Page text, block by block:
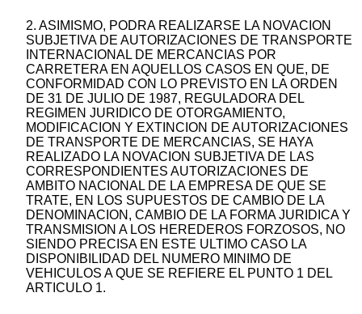
2. ASIMISMO, PODRA REALIZARSE LA NOVACION
SUBJETIVA DE AUTORIZACIONES DE TRANSPORTE
INTERNACIONAL DE MERCANCIAS POR
CARRETERA EN AQUELLOS CASOS EN QUE, DE
CONFORMIDAD CON LO PREVISTO EN LA ORDEN
DE 31 DE JULIO DE 1987, REGULADORA DEL
REGIMEN JURIDICO DE OTORGAMIENTO,
MODIFICACION Y EXTINCION DE AUTORIZACIONES
DE TRANSPORTE DE MERCANCIAS, SE HAYA
REALIZADO LA NOVACION SUBJETIVA DE LAS
CORRESPONDIENTES AUTORIZACIONES DE
AMBITO NACIONAL DE LA EMPRESA DE QUE SE
TRATE, EN LOS SUPUESTOS DE CAMBIO DE LA
DENOMINACION, CAMBIO DE LA FORMA JURIDICA Y
TRANSMISION A LOS HEREDEROS FORZOSOS, NO
SIENDO PRECISA EN ESTE ULTIMO CASO LA
DISPONIBILIDAD DEL NUMERO MINIMO DE
VEHICULOS A QUE SE REFIERE EL PUNTO 1 DEL
ARTICULO 1.